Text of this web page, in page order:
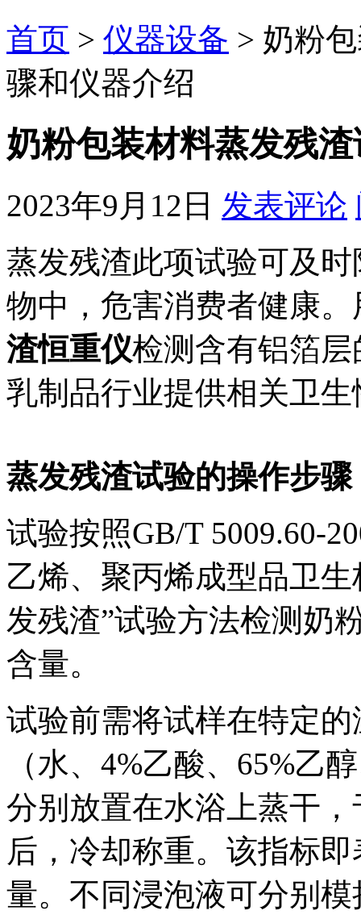
首页 > 仪器设备 > 奶粉
骤和仪器介绍
奶粉包装材料蒸发残
2023年9月12日 发表评论
蒸发残渣此项试验可及
物中，危害消费者健康
渣恒重仪检测含有铝箔
乳制品行业提供相关卫
蒸发残渣试验的操作步骤
试验按照GB/T 5009.60-
乙烯、聚丙烯成型品卫
发残渣”试验方法检测奶
含量。
试验前需将试样在特定
（水、4%乙酸、65%乙
分别放置在水浴上蒸干
后，冷却称重。该指标
量。不同浸泡液可分别